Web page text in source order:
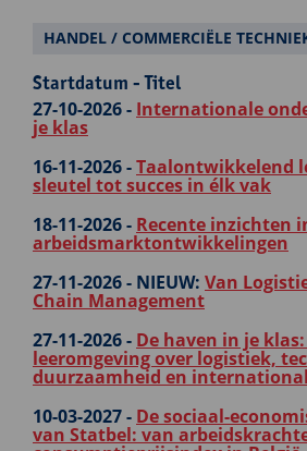
HANDEL / COMMERCIËLE
Startdatum - Titel
27-10-2026 - Internationale
je klas
16-11-2026 -Taalontwikkelend
sleutel tot succes in élk vak
18-11-2026 - Recente inzichten
arbeidsmarktontwikkelingen
27-11-2026 - NIEUW: Van
Chain Management
27-11-2026 - De haven in je
leeromgeving over logistiek,
duurzaamheid en
10-03-2027 - De sociaal-
van Statbel: van